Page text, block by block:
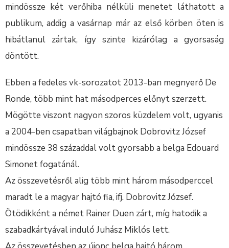
mindössze két verőhiba nélküli menetet láthatott a
publikum, addig a vasárnap már az első körben öten is
hibátlanul zártak, így szinte kizárólag a gyorsaság
döntött.
Ebben a fedeles vk-sorozatot 2013-ban megnyerő De
Ronde, több mint hat másodperces előnyt szerzett.
Mögötte viszont nagyon szoros küzdelem volt, ugyanis
a 2004-ben csapatban világbajnok Dobrovitz József
mindössze 38 századdal volt gyorsabb a belga Edouard
Simonet fogatánál.
Az összevetésről alig több mint három másodperccel
maradt le a magyar hajtó fia, ifj. Dobrovitz József.
Ötödikként a német Rainer Duen zárt, míg hatodik a
szabadkártyával induló Juhász Miklós lett.